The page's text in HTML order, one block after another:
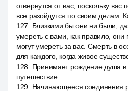
отвернутся от вас, поскольку вас
все разойдутся по своим делам.
127: Близкими бы они ни были,
умереть с вами, как правило,
могут умереть за вас. Смерть в
для каждого, когда живое
128: Принимает рождение душа в
путешествие.
129: Начинающееся соединения